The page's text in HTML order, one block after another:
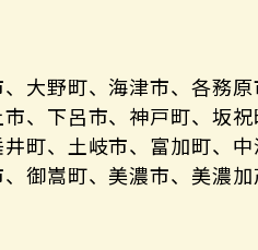
大野町、海津市、各務
、下呂市、神戸町、坂
町、土岐市、富加町、
御嵩町、美濃市、美濃